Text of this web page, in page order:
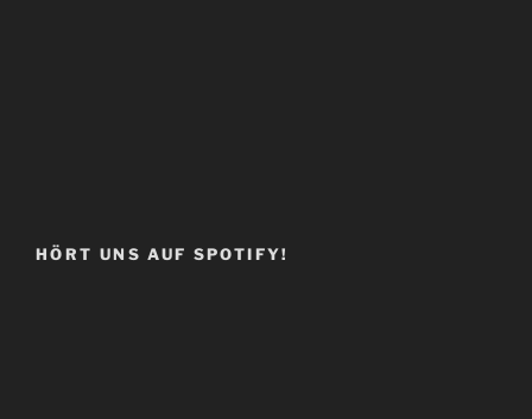
HÖRT UNS AUF SPOTIFY!